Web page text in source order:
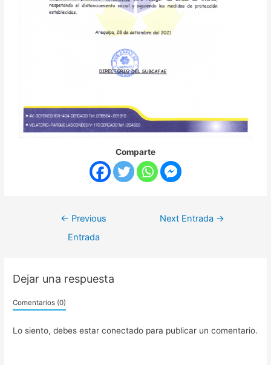
Comparte
← Previous
Entrada
Next Entrada →
Dejar una respuesta
Comentarios (0)
Lo siento, debes estarconectado para publicar un comentario.